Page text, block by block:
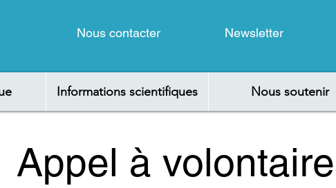
Nous contacter Newsletter
Informations scientifiques Nous soutenir
Appel à